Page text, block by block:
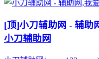
[顶]小刀辅助网 - 辅助
小刀辅助网